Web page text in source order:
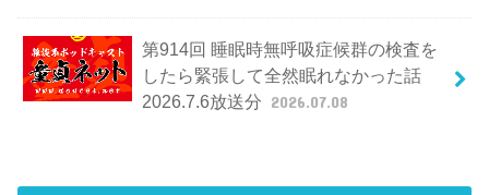
第914回 睡眠時無呼吸症候群の検査を
したら緊張して全然眠れなかった話
2026.7.6放送分 2026.07.08